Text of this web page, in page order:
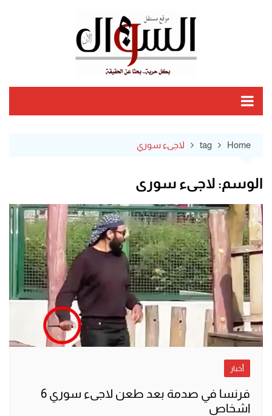
Home
tag لاجىء سوري
الوسم: لاجىء سوري
أخبار
فرنسا في صدمة بعد طعن لاجىء سوري 6
اشخاص